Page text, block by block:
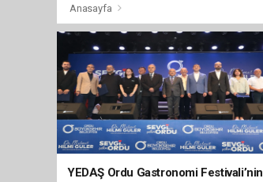
Anasayfa
YEDAŞ Ordu Gastronomi Festivali’nin